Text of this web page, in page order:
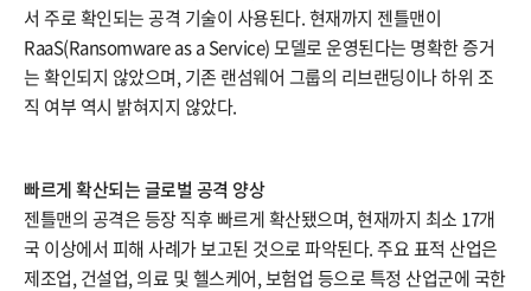
서 주로 확인되는 공격 기술이 사용된다. 현재까지 젠틀맨이
RaaS(Ransomware as a Service) 모델로 운영된다는 명확한 증거
는 확인되지 않았으며, 기존 랜섬웨어 그룹의 리브랜딩이나 하위 조
직 여부 역시 밝혀지지 않았다.
빠르게 확산되는 글로벌 공격 양상
젠틀맨의 공격은 등장 직후 빠르게 확산됐으며, 현재까지 최소 17개
국 이상에서 피해 사례가 보고된 것으로 파악된다. 주요 표적 산업은
제조업, 건설업, 의료 및 헬스케어, 보험업 등으로 특정 산업군에 국한